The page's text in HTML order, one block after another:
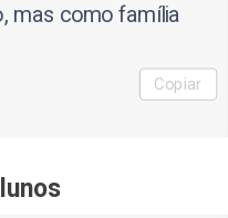
mas como família
Copiar